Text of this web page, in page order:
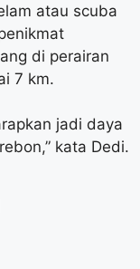
atau scuba
di perairan
7 km.
jadi daya
kata Dedi.